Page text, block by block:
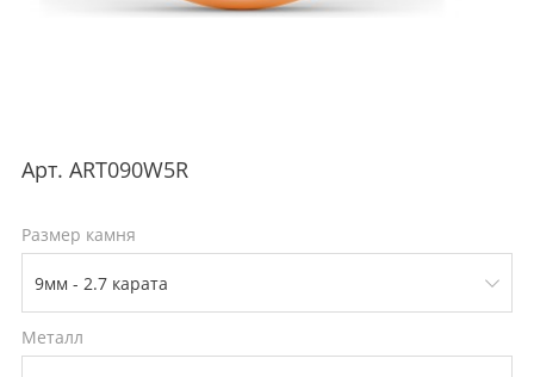
Арт. ART090W5R
Размер камня
Металл